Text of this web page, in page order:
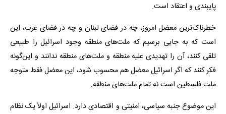
پایبندی و اعتقاد است.
خطرناک‌ترین معضل امروز، چه در فضای لبنان و چه در فضای عرب، این
است که به جایی برسیم که ملت‌های منطقه وجود اسرائیل را طبیعی
تلقی کنند، آن را تهدیدی علیه منطقه و ملت‌های منطقه ندانند و این‌گونه
فکر کنند که اگر اسرائیل معضل هم محسوب شود، این معضل فقط متوجه
ملت فلسطین است نه تمام ملت‌های منطقه.
این موضوع جنبه‌ سیاسی، امنیتی و اقتصادی دارد. اسرائیل اولاً یک نظام